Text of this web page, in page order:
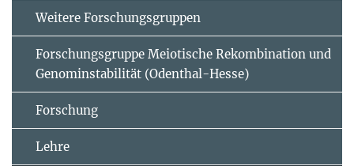
Weitere Forschungsgruppen
Forschungsgruppe Meiotische Rekombination und
Genominstabilität (Odenthal-Hesse)
Forschung
Lehre